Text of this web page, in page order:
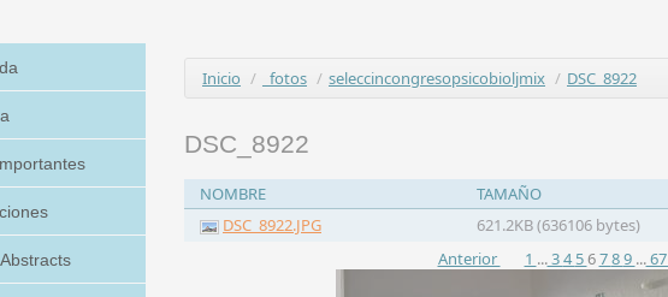
Inicio / _fotos / seleccincongresopsicobioljmix / DSC_8922
DSC_8922
NOMBRE TAMAÑO
DSC_8922.JPG
621.2KB (636106 bytes)
Anterior
1 ...3456789 ...67